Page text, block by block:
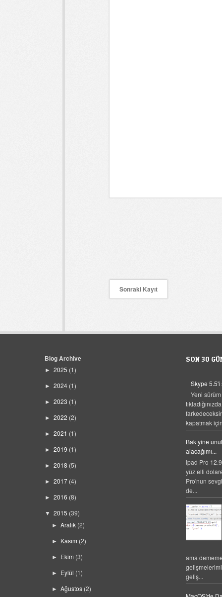
Sonraki Kayıt
Blog Archive
► 2025 (1)
► 2024 (1)
► 2023 (1)
► 2022 (2)
► 2021 (1)
► 2019 (1)
► 2018 (5)
► 2017 (4)
► 2016 (8)
▼ 2015 (39)
►Aralık (2)
► Kasım (2)
► Ekim (3)
► Eylül (1)
►Ağustos (2)
SON 30
Skype 5.5'i
Yeni
kapatmak
Bak yine
alacağımı...
ipad Pro
yüz elli
Pro'nun
de...
ama
geliş...